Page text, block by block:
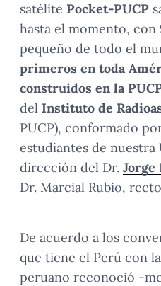
satélite Pocket-PUCP
hasta el momento, con
pequeño de todo el
primeros en toda
construidos en la
del Instituto de
PUCP), conformado
estudiantes de nuestra
dirección del Dr. Jorge
Dr. Marcial Rubio,
De acuerdo a los
que tiene el Perú con
peruano reconoció -